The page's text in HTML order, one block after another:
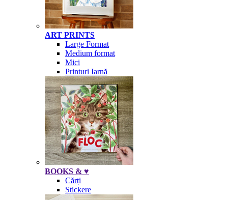
ART PRINTS
Large Format
Medium format
Mici
Printuri Iarnă
BOOKS & ♥
Cărți
Stickere